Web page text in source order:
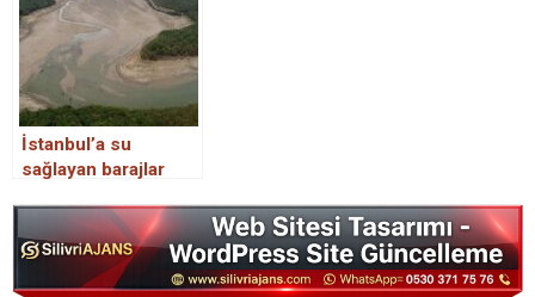
İstanbul’a su
sağlayan barajlar
Doluluk oranı yüzde
31’e düştü